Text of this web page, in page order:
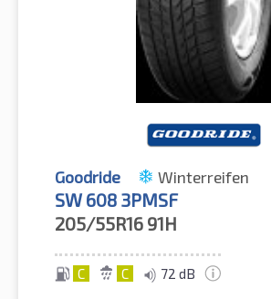
Goodride Winterreifen
SW 608 3PMSF
205/55R16 91H
C C 72 dB